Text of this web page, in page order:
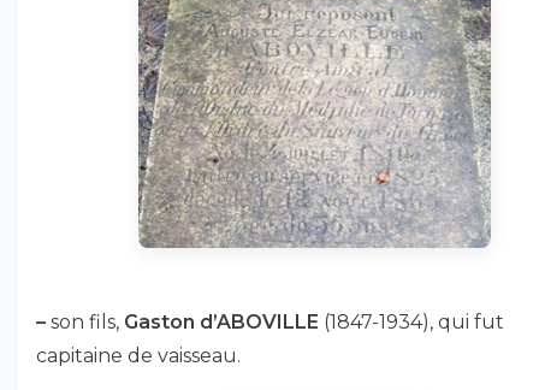
– son fils, Gaston d’ABOVILLE (1847-1934), qui fut
capitaine de vaisseau.